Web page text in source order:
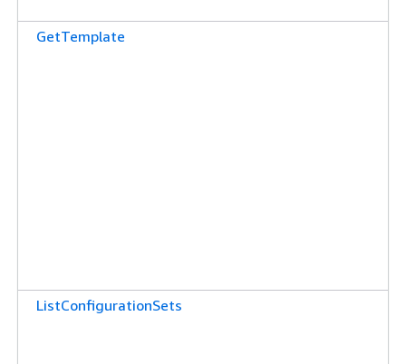
GetTemplate
ListConfigurationSets